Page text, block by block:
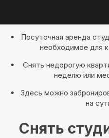
Посуточная аренда
необходимое для
Снять недорогую
неделю или
Здесь можно
на
Снять